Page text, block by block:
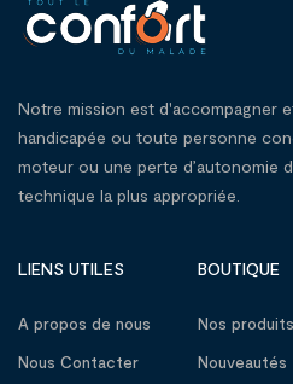
Notre mission est d'accompagner
handicapée ou toute personne
moteur ou une perte d’autonomie
technique la plus appropriée.
LIENS UTILES
A propos de nous
Nous Contacter
BOUTIQUE
Nos produits
Nouveautés